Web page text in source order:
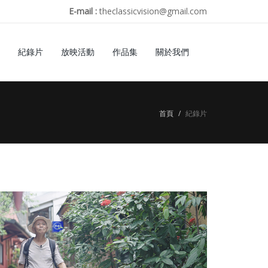
E-mail :theclassicvision@gmail.com
紀錄片 放映活動 作品集 關於我們
首頁 紀錄片